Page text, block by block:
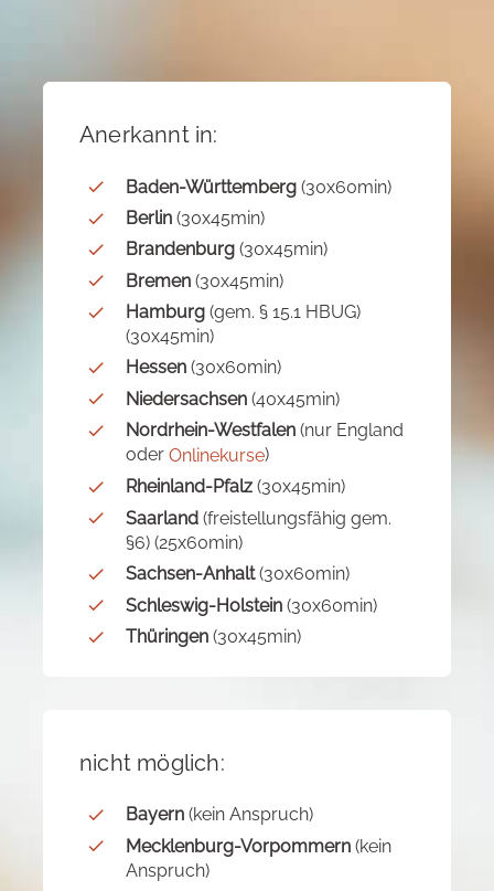
Anerkannt in:
Baden-Württemberg (30x60min)
Berlin (30x45min)
Brandenburg (30x45min)
Bremen (30x45min)
Hamburg (gem. § 15.1 HBUG)
(30x45min)
Hessen (30x60min)
Niedersachsen (40x45min)
Nordrhein-Westfalen (nur England
oder Onlinekurse)
Rheinland-Pfalz (30x45min)
Saarland (freistellungsfähig gem.
§6) (25x60min)
Sachsen-Anhalt(30x60min)
Schleswig-Holstein (30x60min)
Thüringen (30x45min)
nicht möglich:
Bayern (kein Anspruch)
Mecklenburg-Vorpommern (kein
Anspruch)